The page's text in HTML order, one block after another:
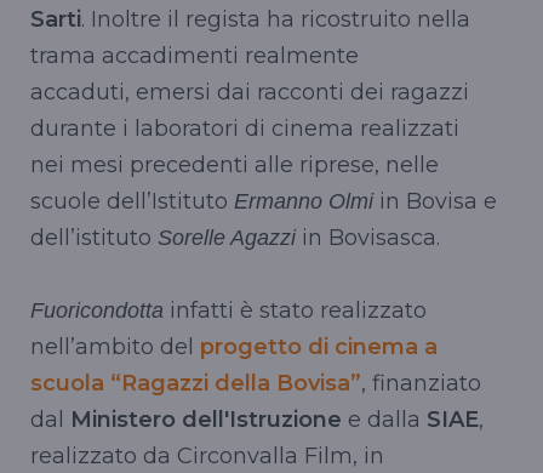
Sarti. Inoltre il regista ha ricostruito nella
trama accadimenti realmente
accaduti, emersi dai racconti dei ragazzi
durante i laboratori di cinema realizzati
nei mesi precedenti alle riprese, nelle
scuole dell’Istituto Ermanno Olmiin Bovisa e
dell’istituto Sorelle Agazzi in Bovisasca.
Fuoricondotta infatti è stato realizzato
nell’ambito del progetto di cinema a
scuola “Ragazzi della Bovisa”, finanziato
dal Ministero dell'Istruzione e dalla SIAE,
realizzato da Circonvalla Film, in